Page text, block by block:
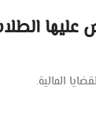
المالية.